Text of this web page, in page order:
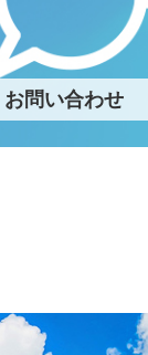
お問い合わせ